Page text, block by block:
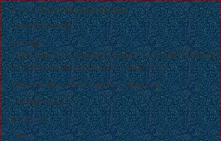
A PHP Error was encountered
Severity: Warning
Message:
fopen(/home/sites/tmp/
failed to open stream: No space left on device
Filename: drivers/Session_files_driver.php
Line Number: 157
Backtrace:
File: